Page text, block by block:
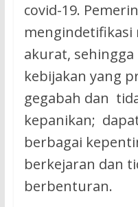
covid-19.
mengindetifikasi
akurat,
kebijakan yang
gegabah dan
kepanikan;
berbagai
berkejaran dan
berbenturan.